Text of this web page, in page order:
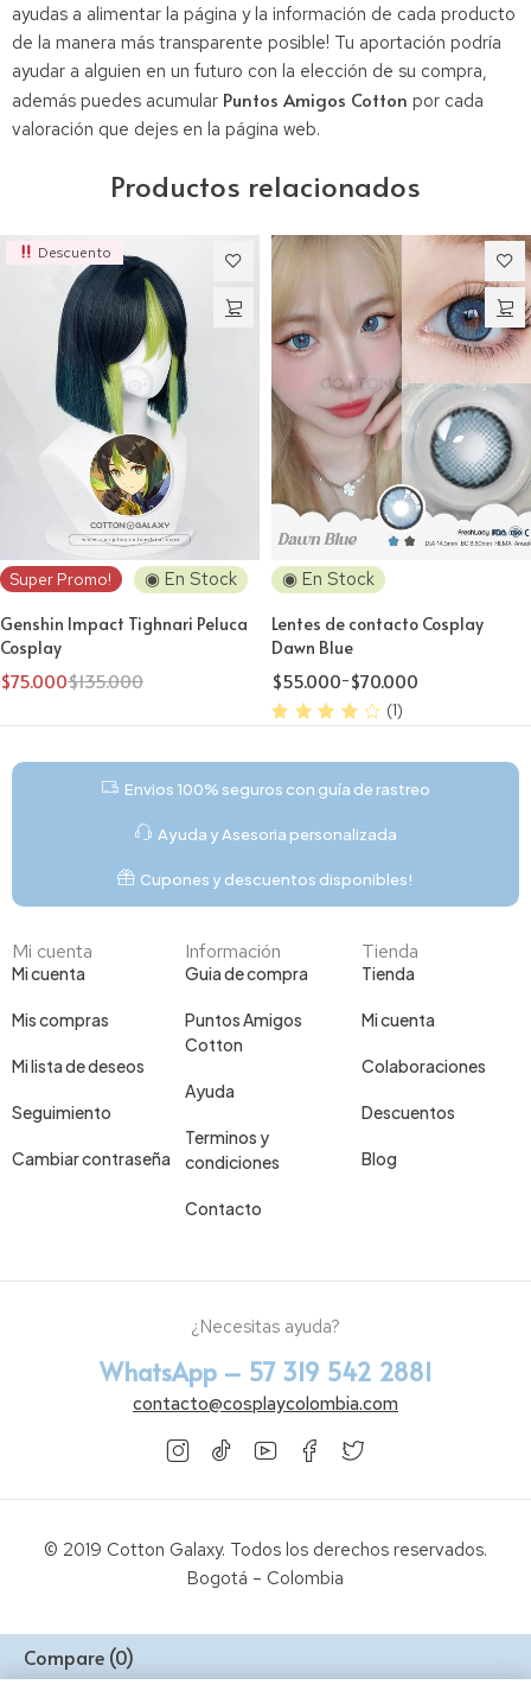
ayudas a alimentar la página y la información de cada producto
de la manera más transparente posible! Tu aportación podría
ayudar a alguien en un futuro con la elección de su compra,
además puedes acumular Puntos Amigos Cotton por cada
valoración que dejes en la página web.
Productos relacionados
Super Promo! ◉ En Stock
Descuento
Genshin Impact Tighnari Peluca
Cosplay
$135.000
$75.000
◉ En Stock
Lentes de contacto Cosplay
Dawn Blue
$55.000-$70.000
(1)
Envios 100% seguros con guía de rastreo
Ayuda y Asesoria personalizada
Cupones y descuentos disponibles!
Mi cuenta
Mi cuenta
Mis compras
Mi lista de deseos
Seguimiento
Cambiar contraseña
Información
Guia de compra
Puntos Amigos
Cotton
Ayuda
Terminos y
condiciones
Contacto
Tienda
Tienda
Mi cuenta
Colaboraciones
Descuentos
Blog
¿Necesitas ayuda?
WhatsApp – 57 319 542 2881
contacto@cosplaycolombia.com
© 2019 Cotton Galaxy. Todos los derechos reservados.
Bogotá – Colombia
Compare (0)